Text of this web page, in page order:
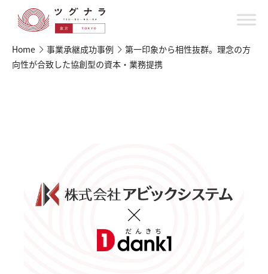
Home 事業承継成功事例
第一印象から相性抜群。理念の方
向性が合致した協創型の資本・業務提携